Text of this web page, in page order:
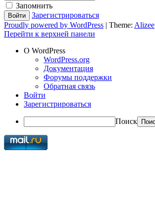
Запомнить
Зарегистрироваться
Proudly powered by WordPress | Theme: Alizee
Перейти к верхней панели
О WordPress
WordPress.org
Документация
Форумы поддержки
Обратная связь
Войти
Зарегистрироваться
Поиск